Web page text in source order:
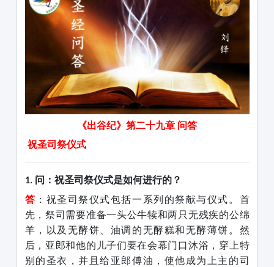
《出谷纪》 第二十九章 问答
祝圣司祭仪式
1. 问：祝圣司祭仪式是如何进行的？
答 ：祝圣司祭仪式包括一系列的祭献与仪式。首
先，祭司需要准备一头公牛犊和两只无残疾的公绵
羊，以及无酵饼、油调的无酵糕和无酵薄饼。然
后，亚郎和他的儿子们要在会幕门口沐浴，穿上特
别的圣衣，并且给亚郎傅油，使他成为
上主 的司